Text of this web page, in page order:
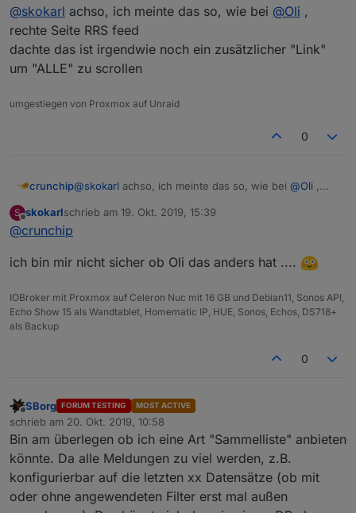
und rechts aller Warnungen ?
finde den Baum auch gerade nicht
lol..... view in widget....
alle, heisst bei mir 5 Meldungen....1 links, 4 rechts
@skokarl achso, ich meinte das so, wie bei @Oli ,
rechte Seite RRS feed
dachte das ist irgendwie noch ein zusätzlicher "Link"
um "ALLE" zu scrollen
umgestiegen von Proxmox auf Unraid
0
crunchip@skokarl achso, ich meinte das so, wie bei @Oli
dachte das ist irgendwie noch ein zusätzlicher "Link"
S skokarlschrieb am 19. Okt. 2019, 15:39
zuletzt editiert von
@crunchip
ich bin mir nicht sicher ob Oli das anders hat ....
IOBroker mit Proxmox auf Celeron Nuc mit 16 GB und Debian11, Sonos API,
Echo Show 15 als Wandtablet, Homematic IP, HUE, Sonos, Echos, DS718+
als Backup
0
Offline
SBorg FORUM TESTING MOST ACTIVE
schrieb am 20. Okt. 2019, 10:58
zuletzt editiert von
Bin am überlegen ob ich eine Art "Sammelliste" anbieten
könnte. Da alle Meldungen zu viel werden, z.B.
konfigurierbar auf die letzten xx Datensätze (ob mit
oder ohne angewendeten Filter erst mal außen